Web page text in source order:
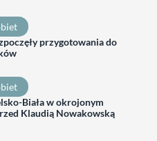
przygotowania do
Biała w okrojonym
Klaudią Nowakowską